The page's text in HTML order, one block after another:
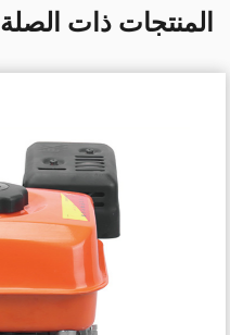
المنتجات ذات الصلة